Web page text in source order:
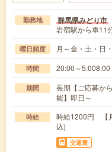
勤務地 群馬県みどり市
岩宿駅から車11
曜日頻度 月～金・土・
時間 20:00～5:008:00
期間
長期【ご応募か
能】即日～
時給
時給1200円 【
込)
交通費